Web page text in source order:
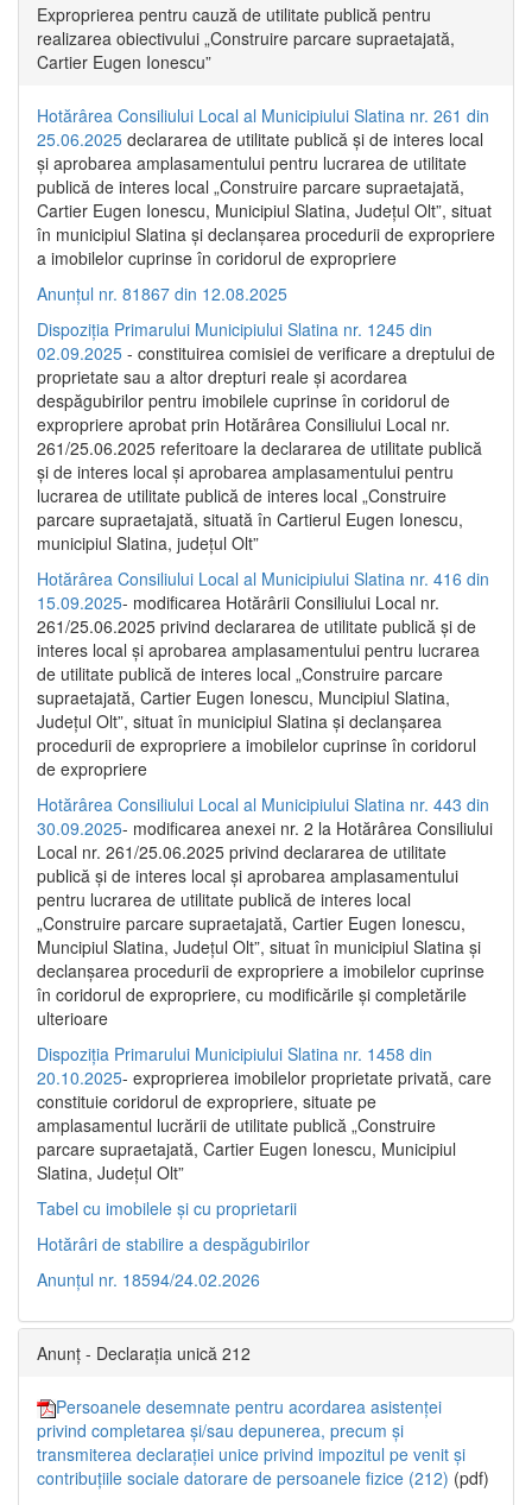
Exproprierea pentru cauză de utilitate publică pentru
realizarea obiectivului „Construire parcare supraetajată,
Cartier Eugen Ionescu”
Hotărârea Consiliului Local al Municipiului Slatina nr. 261 din
25.06.2025 declararea de utilitate publică și de interes local
și aprobarea amplasamentului pentru lucrarea de utilitate
publică de interes local „Construire parcare supraetajată,
Cartier Eugen Ionescu, Municipiul Slatina, Județul Olt”, situat
în municipiul Slatina și declanșarea procedurii de expropriere
a imobilelor cuprinse în coridorul de expropriere
Anunțul nr. 81867 din 12.08.2025
Dispoziția Primarului Municipiului Slatina nr. 1245 din
02.09.2025 - constituirea comisiei de verificare a dreptului de
proprietate sau a altor drepturi reale și acordarea
despăgubirilor pentru imobilele cuprinse în coridorul de
expropriere aprobat prin Hotărârea Consiliului Local nr.
261/25.06.2025 referitoare la declararea de utilitate publică
și de interes local și aprobarea amplasamentului pentru
lucrarea de utilitate publică de interes local „Construire
parcare supraetajată, situată în Cartierul Eugen Ionescu,
municipiul Slatina, județul Olt”
Hotărârea Consiliului Local al Municipiului Slatina nr. 416 din
15.09.2025- modificarea Hotărârii Consiliului Local nr.
261/25.06.2025 privind declararea de utilitate publică și de
interes local și aprobarea amplasamentului pentru lucrarea
de utilitate publică de interes local „Construire parcare
supraetajată, Cartier Eugen Ionescu, Muncipiul Slatina,
Județul Olt”, situat în municipiul Slatina și declanșarea
procedurii de expropriere a imobilelor cuprinse în coridorul
de expropriere
Hotărârea Consiliului Local al Municipiului Slatina nr. 443 din
30.09.2025- modificarea anexei nr. 2 la Hotărârea Consiliului
Local nr. 261/25.06.2025 privind declararea de utilitate
publică şi de interes local şi aprobarea amplasamentului
pentru lucrarea de utilitate publică de interes local
„Construire parcare supraetajată, Cartier Eugen Ionescu,
Muncipiul Slatina, Judeţul Olt”, situat în municipiul Slatina şi
declanşarea procedurii de expropriere a imobilelor cuprinse
în coridorul de expropriere, cu modificările şi completările
ulterioare
Dispoziția Primarului Municipiului Slatina nr. 1458 din
20.10.2025- exproprierea imobilelor proprietate privată, care
constituie coridorul de expropriere, situate pe
amplasamentul lucrării de utilitate publică „Construire
parcare supraetajată, Cartier Eugen Ionescu, Municipiul
Slatina, Județul Olt”
Tabel cu imobilele și cu proprietarii
Hotărâri de stabilire a despăgubirilor
Anunțul nr. 18594/24.02.2026
Anunț - Declarația unică 212
Persoanele desemnate pentru acordarea asistenței
privind completarea și/sau depunerea, precum și
transmiterea declarației unice privind impozitul pe venit și
contribuțiile sociale datorare de persoanele fizice (212) (pdf)